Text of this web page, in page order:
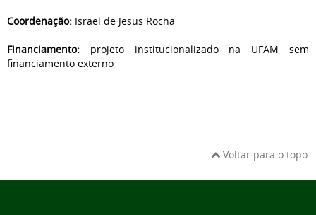
Coordenação: Israel de Jesus Rocha
Financiamento: projeto institucionalizado na UFAM sem
financiamento externo
Voltar para o topo